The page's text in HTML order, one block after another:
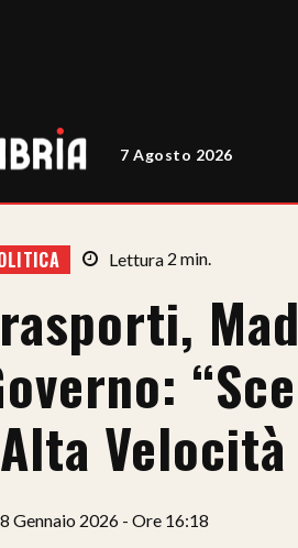
7 Agosto 2026
Lettura 2 min.
8 Gennaio 2026 - Ore 16:18